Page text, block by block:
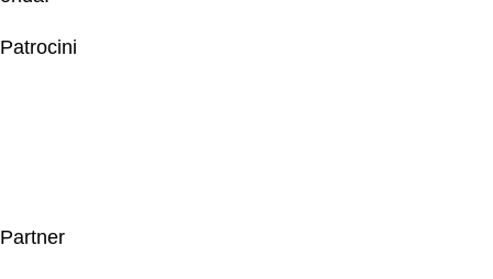
Patrocini
Partner